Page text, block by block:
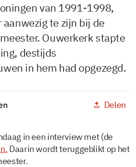
van 1991-1998,
te zijn bij de
Ouwerkerk stapte
destijds
in hem had opgezegd.
Delen
in een interview met (de
Daarin wordt teruggeblikt op het